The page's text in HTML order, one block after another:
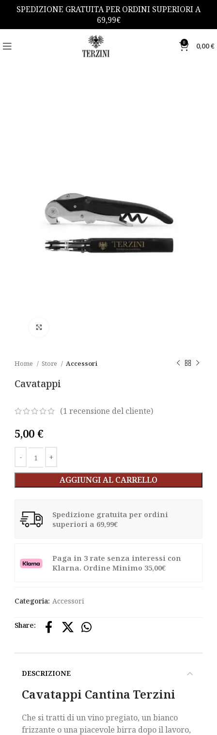
0 0,00€
Home Store Accessori
Cavatappi
(1 recensione del cliente)
5,00 €
AGGIUNGI AL CARRELLO
Spedizione gratuita per ordini
superiori a 69,99€
Paga in 3 rate senza interessi con
Klarna. Ordine Minimo 35,00€
Categoria: Accessori
Share:
DESCRIZIONE
Cavatappi Cantina Terzini
Che si tratti di un vino pregiato, un bianco
frizzante o una piacevole birra dopo il lavoro,
SPEDIZIONE GRATUITA PER ORDINI SUPERIORI A
69,99€